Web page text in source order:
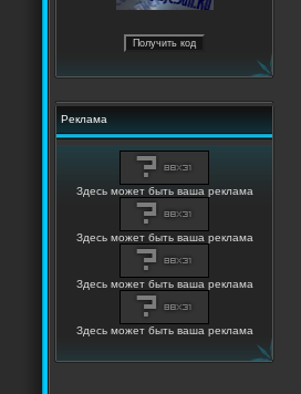
Реклама
Здесь может быть ваша реклама
Здесь может быть ваша реклама
Здесь может быть ваша реклама
Здесь может быть ваша реклама